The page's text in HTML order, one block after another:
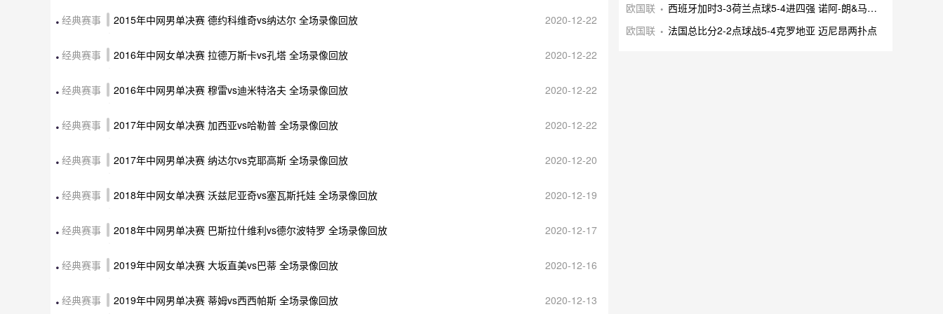
经典赛事 2015年中网男单决赛 德约科维奇vs纳达尔 全场录像回放 2020-12-22
经典赛事 2016年中网女单决赛 拉德万斯卡vs孔塔 全场录像回放 2020-12-22
经典赛事 2016年中网男单决赛 穆雷vs迪米特洛夫 全场录像回放 2020-12-22
经典赛事 2017年中网女单决赛 加西亚vs哈勒普 全场录像回放 2020-12-22
经典赛事 2017年中网男单决赛 纳达尔vs克耶高斯 全场录像回放 2020-12-20
经典赛事 2018年中网女单决赛 沃兹尼亚奇vs塞瓦斯托娃 全场录像回放 2020-12-19
经典赛事 2018年中网男单决赛 巴斯拉什维利vs德尔波特罗 全场录像回放 2020-12-17
经典赛事 2019年中网女单决赛 大坂直美vs巴蒂 全场录像回放 2020-12-16
经典赛事 2019年中网男单决赛 蒂姆vs西西帕斯 全场录像回放 2020-12-13
欧国联
西班牙加时3-3荷兰点球5-4进四强 诺阿-朗&马伦失点
欧国联
法国总比分2-2点球战5-4克罗地亚 迈尼昂两扑点